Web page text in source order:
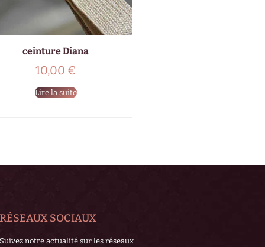
ceinture Diana
10,00 €
Lire la suite
RÉSEAUX SOCIAUX
Suivez notre actualité sur les réseaux